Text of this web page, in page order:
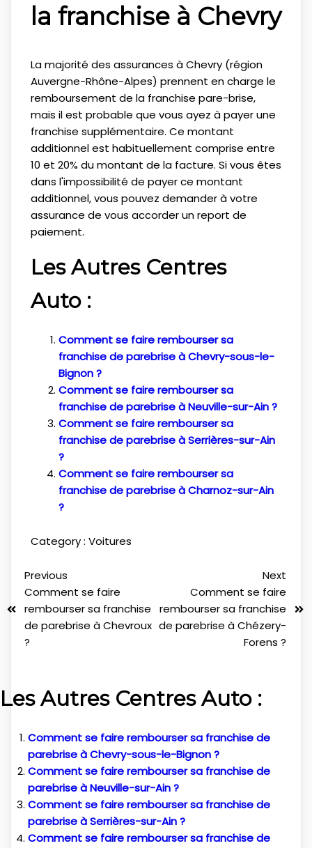
la franchise à Chevry
La majorité des assurances à Chevry (région
Auvergne-Rhône-Alpes) prennent en charge le
remboursement de la franchise pare-brise,
mais il est probable que vous ayez à payer une
franchise supplémentaire. Ce montant
additionnel est habituellement comprise entre
10 et 20% du montant de la facture. Si vous êtes
dans l'impossibilité de payer ce montant
additionnel, vous pouvez demander à votre
assurance de vous accorder un report de
paiement.
Les Autres Centres
Auto :
Comment se faire rembourser sa
franchise de parebrise à Chevry-sous-le-
Bignon ?
Comment se faire rembourser sa
franchise de parebrise à Neuville-sur-Ain ?
Comment se faire rembourser sa
franchise de parebrise à Serrières-sur-Ain
?
Comment se faire rembourser sa
franchise de parebrise à Charnoz-sur-Ain
?
Category : Voitures
Previous
Comment se faire
rembourser sa franchise
de parebrise à Chevroux
?
Next
Comment se faire
rembourser sa franchise
de parebrise à Chézery-
Forens ?
Les Autres Centres Auto :
Comment se faire rembourser sa franchise de
parebrise à Chevry-sous-le-Bignon ?
Comment se faire rembourser sa franchise de
parebrise à Neuville-sur-Ain ?
Comment se faire rembourser sa franchise de
parebrise à Serrières-sur-Ain ?
Comment se faire rembourser sa franchise de